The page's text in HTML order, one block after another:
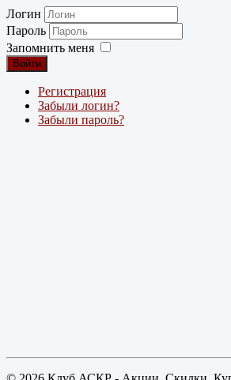
Логин
Пароль
Запомнить меня
Войти
Регистрация
Забыли логин?
Забыли пароль?